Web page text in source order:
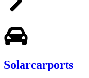
Solarcarports